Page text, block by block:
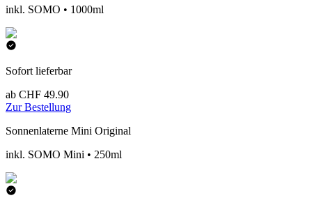
inkl. SOMO • 1000ml
Sofort lieferbar
ab CHF 49.90
Zur Bestellung
Sonnenlaterne Mini Original
inkl. SOMO Mini • 250ml